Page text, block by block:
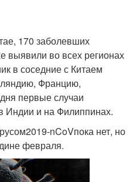
170 заболевших
выявили во всех регионах
в соседние с Китаем
Францию,
первые случаи
Индии и на Филиппинах.
2019-nCoVпока нет, но
февраля.